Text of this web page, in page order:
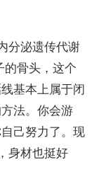
分泌遗传代谢
的骨头，这个
基本上属于闭
法。你会游
己努力了。现
身材也挺好